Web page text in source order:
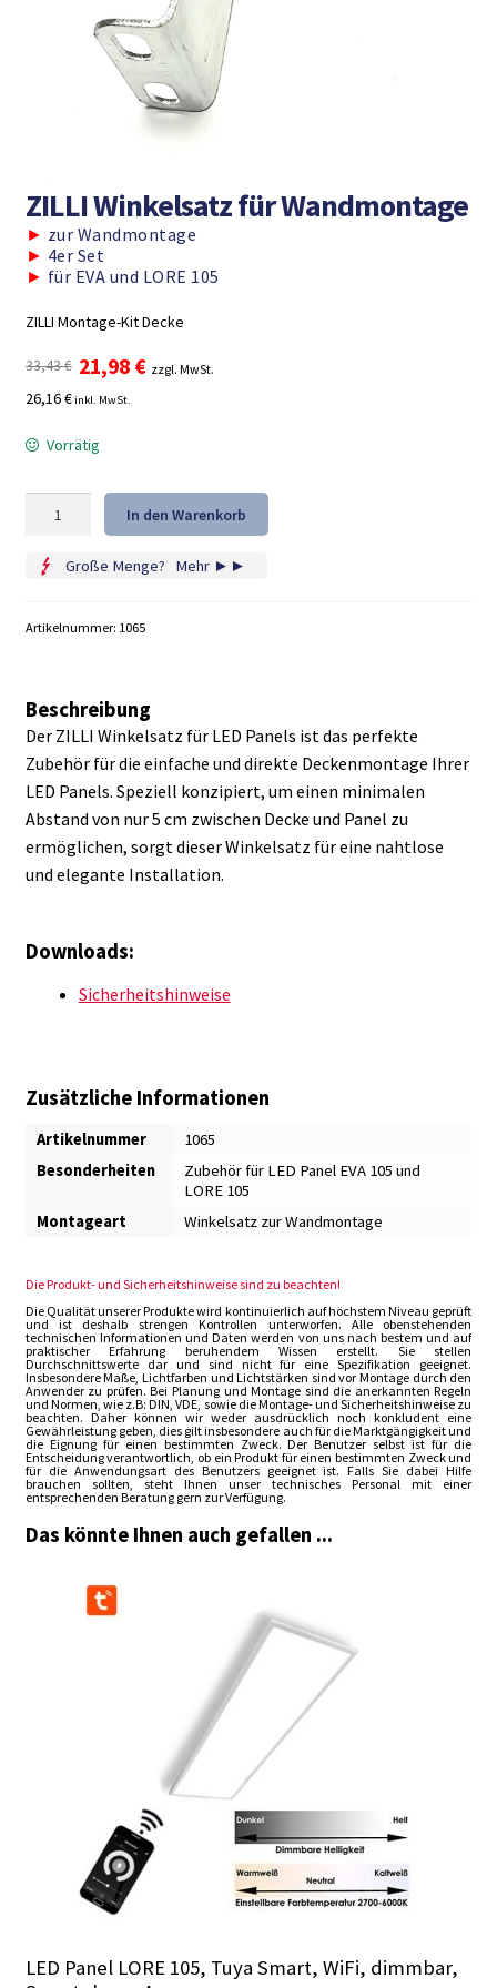
ZILLI Winkelsatz für Wandmontage
► zur Wandmontage
► 4er Set
► für EVA und LORE 105
ZILLI Montage-Kit Decke
33,43€ Ursprünglicher
Preis
war:
21,98 €Aktueller
zzgl. MwSt.
26,16 €inkl. MwSt.
Vorrätig
Winkelsatz
Wandmontage
In den Warenkorb
Große Menge? Mehr ►►
Artikelnummer: 1065
Beschreibung
Der ZILLI Winkelsatz für LED Panels ist das perfekte
Zubehör für die einfache und direkte Deckenmontage Ihrer
LED Panels. Speziell konzipiert, um einen minimalen
Abstand von nur 5 cm zwischen Decke und Panel zu
ermöglichen, sorgt dieser Winkelsatz für eine nahtlose
und elegante Installation.
Downloads:
Sicherheitshinweise
Zusätzliche Informationen
Artikelnummer
1065
Besonderheiten
Zubehör für LED Panel EVA 105 und
LORE 105
Montageart
Winkelsatz zur Wandmontage
Die Produkt- und Sicherheitshinweise sind zu beachten!
Die Qualität unserer Produkte wird kontinuierlich auf höchstem Niveau geprüft
und ist deshalb strengen Kontrollen unterworfen. Alle obenstehenden
technischen Informationen und Daten werden von uns nach bestem und auf
praktischer Erfahrung beruhendem Wissen erstellt. Sie stellen
Durchschnittswerte dar und sind nicht für eine Spezifikation geeignet.
Insbesondere Maße, Lichtfarben und Lichtstärken sind vor Montage durch den
Anwender zu prüfen. Bei Planung und Montage sind die anerkannten Regeln
und Normen, wie z.B: DIN, VDE, sowie die Montage- und Sicherheitshinweise zu
beachten. Daher können wir weder ausdrücklich noch konkludent eine
Gewährleistung geben, dies gilt insbesondere auch für die Marktgängigkeit und
die Eignung für einen bestimmten Zweck. Der Benutzer selbst ist für die
Entscheidung verantwortlich, ob ein Produkt für einen bestimmten Zweck und
für die Anwendungsart des Benutzers geeignet ist. Falls Sie dabei Hilfe
brauchen sollten, steht Ihnen unser technisches Personal mit einer
entsprechenden Beratung gern zur Verfügung.
Das könnte Ihnen auch gefallen ...
LED Panel LORE 105, Tuya Smart, WiFi, dimmbar,